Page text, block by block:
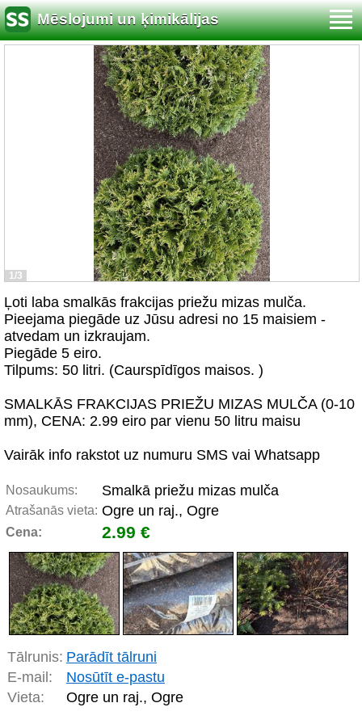
Mēslojumi un ķimikālijas
1/3
Ļoti laba smalkās frakcijas priežu mizas mulča.
Pieejama piegāde uz Jūsu adresi no 15 maisiem -
atvedam un izkraujam.
Piegāde 5 eiro.
Tilpums: 50 litri. (Caurspīdīgos maisos. )
SMALKĀS FRAKCIJAS PRIEŽU MIZAS MULČA (0-10
mm), CENA: 2.99 eiro par vienu 50 litru maisu
Vairāk info rakstot uz numuru SMS vai Whatsapp
Nosaukums: Smalkā priežu mizas mulča
Atrašanās vieta: Ogre un raj., Ogre
Cena: 2.99 €
Tālrunis: Parādīt tālruni
E-mail:
Nosūtīt e-pastu
Vieta:
Ogre un raj., Ogre